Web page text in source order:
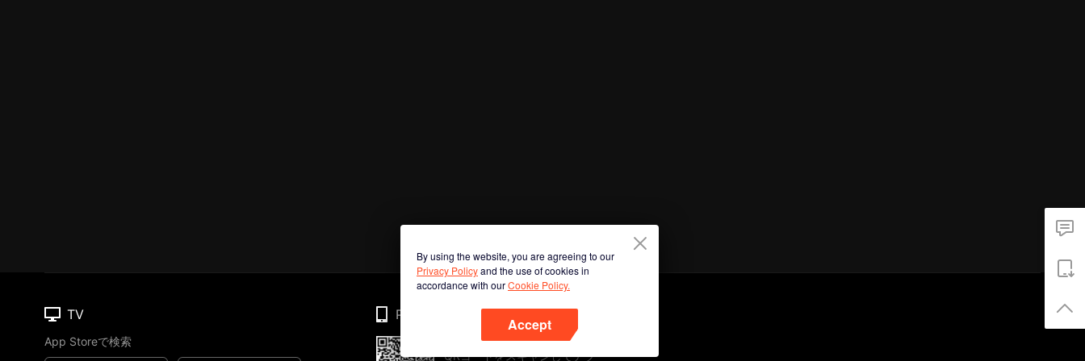
By using the website, you are agreeing to our
Privacy Policyand the use of cookies in
accordance with ourCookie Policy.
Accept
TV
App Storeで検索
Phone
QRコードをスキャンしてアプ